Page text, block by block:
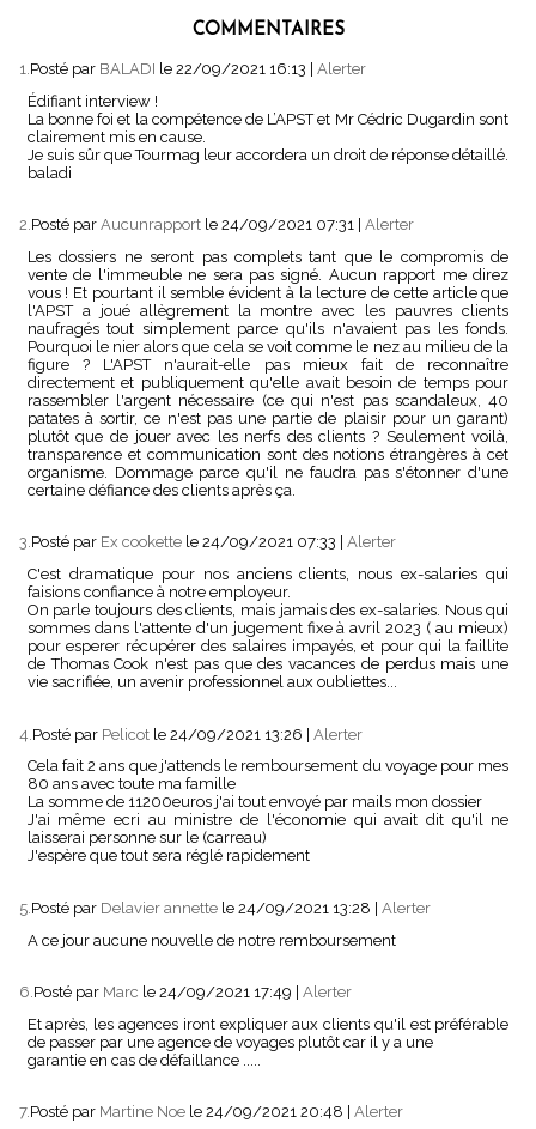
COMMENTAIRES
1.Posté par BALADI le 22/09/2021 16:13
Alerter
Édifiant interview !
La bonne foi et la compétence de L’APST et Mr Cédric Dugardin sont
clairement mis en cause.
Je suis sûr que Tourmag leur accordera un droit de réponse détaillé.
baladi
2.Posté par Aucunrapport le 24/09/2021 07:31 Alerter
Les dossiers ne seront pas complets tant que le compromis de
vente de l'immeuble ne sera pas signé. Aucun rapport me direz
vous ! Et pourtant il semble évident à la lecture de cette article que
l'APST a joué allègrement la montre avec les pauvres clients
naufragés tout simplement parce qu'ils n'avaient pas les fonds.
Pourquoi le nier alors que cela se voit comme le nez au milieu de la
figure ? L'APST n'aurait-elle pas mieux fait de reconnaître
directement et publiquement qu'elle avait besoin de temps pour
rassembler l'argent nécessaire (ce qui n'est pas scandaleux, 40
patates à sortir, ce n'est pas une partie de plaisir pour un garant)
plutôt que de jouer avec les nerfs des clients ? Seulement voilà,
transparence et communication sont des notions étrangères à cet
organisme. Dommage parce qu'il ne faudra pas s'étonner d'une
certaine défiance des clients après ça.
3.Posté par Ex cookette le 24/09/2021 07:33
Alerter
C'est dramatique pour nos anciens clients, nous ex-salaries qui
faisions confiance à notre employeur.
On parle toujours des clients, mais jamais des ex-salaries. Nous qui
sommes dans l'attente d'un jugement fixe à avril 2023 ( au mieux)
pour esperer récupérer des salaires impayés, et pour qui la faillite
de Thomas Cook n'est pas que des vacances de perdus mais une
vie sacrifiée, un avenir professionnel aux oubliettes...
4. Posté par Pelicot le 24/09/2021 13:26 | Alerter
Cela fait 2 ans que j'attends le remboursement du voyage pour mes
80 ans avec toute ma famille
La somme de 11200euros j'ai tout envoyé par mails mon dossier
J'ai même ecri au ministre de l'économie qui avait dit qu'il ne
laisserai personne sur le (carreau)
J'espère que tout sera réglé rapidement
5. Posté par Delavier annette le 24/09/2021 13:28
Alerter
A ce jour aucune nouvelle de notre remboursement
6.Posté par Marc le 24/09/2021 17:49
Alerter
Et après, les agences iront expliquer aux clients qu'il est préférable
de passer par une agence de voyages plutôt car il y a une
garantie en cas de défaillance .....
7.Posté par Martine Noe le 24/09/2021 20:48 Alerter